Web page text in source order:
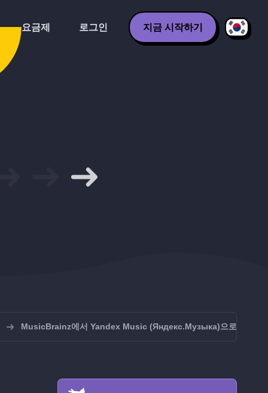
요금제 로그인 지금 시작하기
MusicBrainz에서 Yandex Music (Яндекс.Музыка)으로 전송